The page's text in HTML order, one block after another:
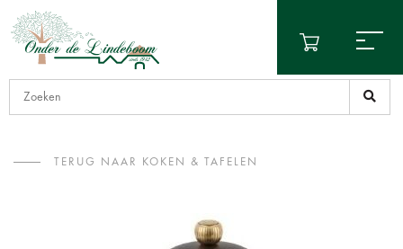
TERUG NAAR KOKEN & TAFELEN